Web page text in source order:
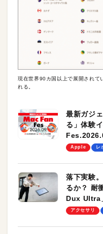
現在世界90カ国以上で展開されて
れる。
最新ガジ
る」体験
します！
Apple レ
落下実験
るか？ 耐
Dux Ultra
のモバイ
アクセサリ